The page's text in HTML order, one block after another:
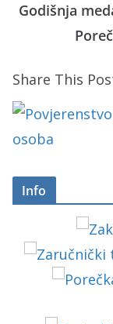
Godišnja
Share This
Info